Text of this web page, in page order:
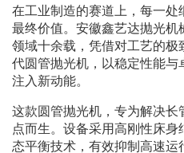
在工业制造的赛道上，每一
最终价值。安徽鑫艺达抛光
领域十余载，凭借对工艺的
代圆管抛光机，以稳定性能
注入新动能。
这款圆管抛光机，专为解决
点而生。设备采用高刚性床
态平衡技术，有效抑制高速